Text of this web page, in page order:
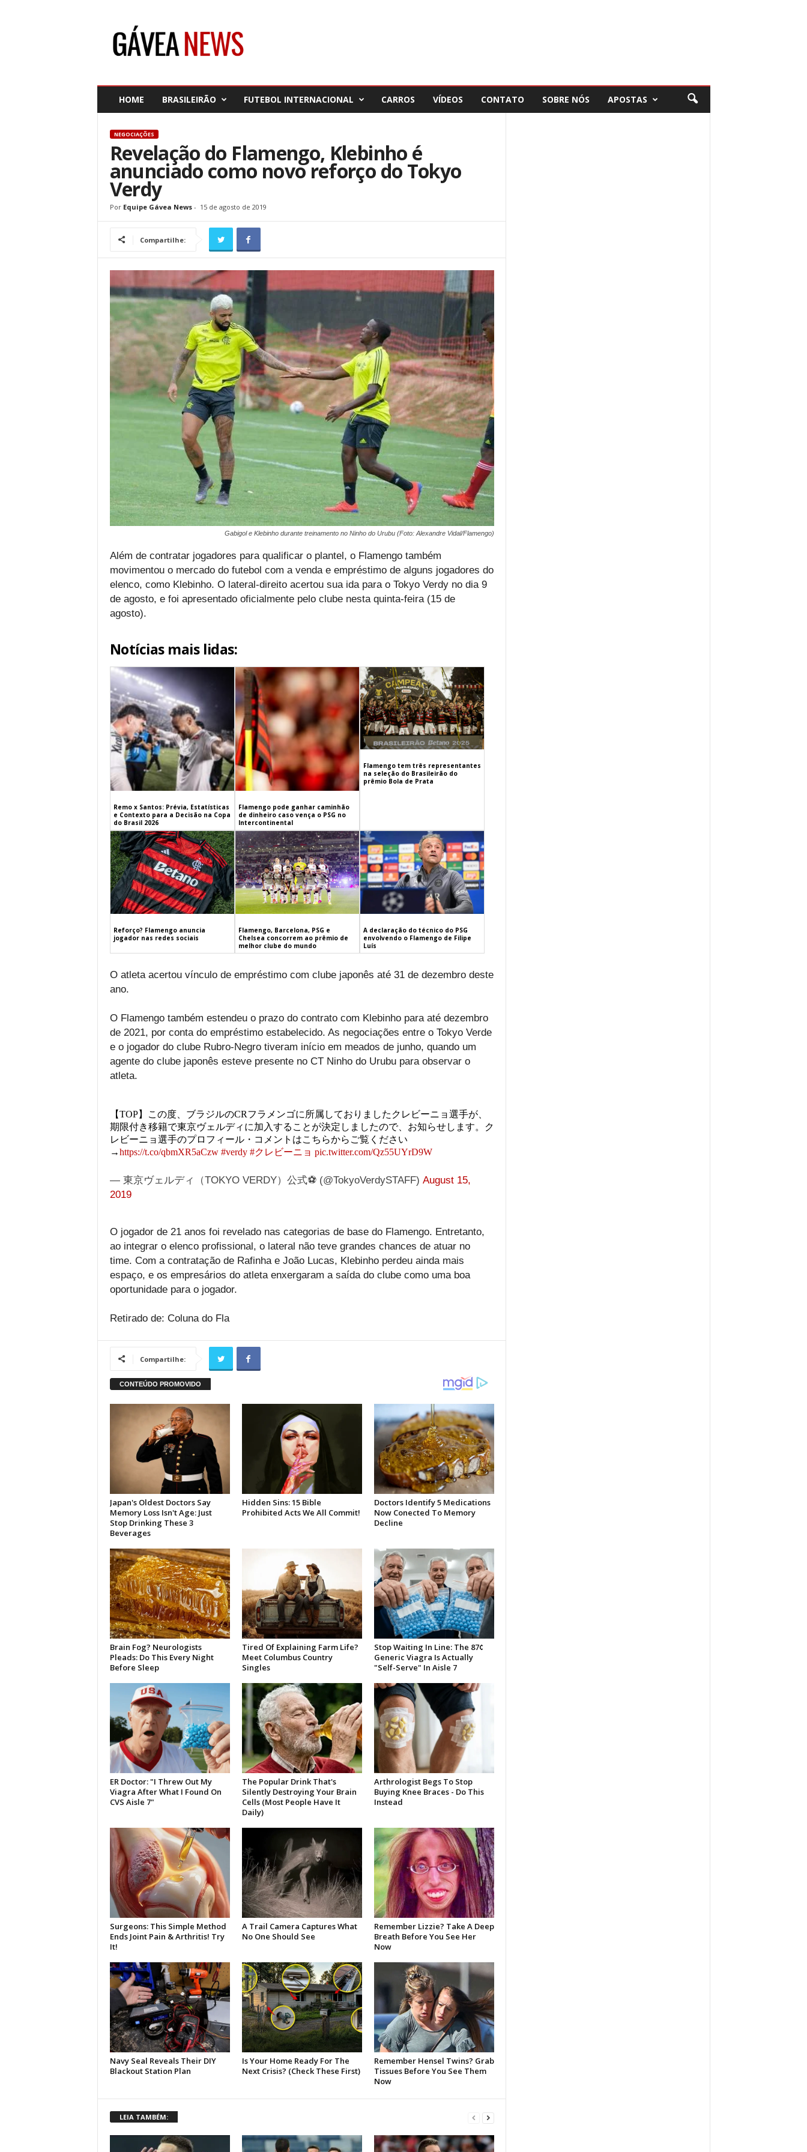
HOME BRASILEIRÃO FUTEBOL INTERNACIONAL CARROS VÍDEOS CONTATO SOBRE NÓS APOSTAS
NEGOCIAÇÕES
Revelação do Flamengo, Klebinho é
anunciado como novo reforço do Tokyo
Verdy
Por Equipe Gávea News- 15 de agosto de 2019
Compartilhe:
Gabigol e Klebinho durante treinamento no Ninho do Urubu (Foto: Alexandre Vidal/Flamengo)
Além de contratar jogadores para qualificar o plantel, o Flamengo também
movimentou o mercado do futebol com a venda e empréstimo de alguns jogadores do
elenco, como Klebinho. O lateral-direito acertou sua ida para o Tokyo Verdy no dia 9
de agosto, e foi apresentado oficialmente pelo clube nesta quinta-feira (15 de
agosto).
Notícias mais lidas:
Remo x Santos: Prévia, Estatísticas
e Contexto para a Decisão na Copa
do Brasil 2026
Flamengo pode ganhar caminhão
de dinheiro caso vença o PSG no
Intercontinental
Flamengo tem três representantes
na seleção do Brasileirão do
prêmio Bola de Prata
Reforço? Flamengo anuncia
jogador nas redes sociais
Flamengo, Barcelona, PSG e
Chelsea concorrem ao prêmio de
melhor clube do mundo
A declaração do técnico do PSG
envolvendo o Flamengo de Filipe
Luís
O atleta acertou vínculo de empréstimo com clube japonês até 31 de dezembro deste
ano.
O Flamengo também estendeu o prazo do contrato com Klebinho para até dezembro
de 2021, por conta do empréstimo estabelecido. As negociações entre o Tokyo Verde
e o jogador do clube Rubro-Negro tiveram início em meados de junho, quando um
agente do clube japonês esteve presente no CT Ninho do Urubu para observar o
atleta.
【TOP】この度、ブラジルのCRフラメンゴに所属しておりましたクレビーニョ選手が、
期限付き移籍で東京ヴェルディに加入することが決定しましたので、お知らせします。ク
レビーニョ選手のプロフィール・コメントはこちらからご覧ください
→https://t.co/qbmXR5aCzw #verdy #クレビーニョ pic.twitter.com/Qz55UYrD9W
— 東京ヴェルディ（TOKYO VERDY）公式⚽ (@TokyoVerdySTAFF) August 15,
2019
O jogador de 21 anos foi revelado nas categorias de base do Flamengo. Entretanto,
ao integrar o elenco profissional, o lateral não teve grandes chances de atuar no
time. Com a contratação de Rafinha e João Lucas, Klebinho perdeu ainda mais
espaço, e os empresários do atleta enxergaram a saída do clube como uma boa
oportunidade para o jogador.
Retirado de: Coluna do Fla
Compartilhe:
LEIA TAMBÉM: